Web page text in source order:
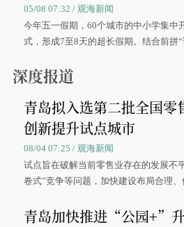
05/08 07:32 / 观海新闻
今年五一假期，60个城市的中小学集中
式，形成7至8天的超长假期。结合前拼
深度报道
青岛拟入选第二批全国零
创新提升试点城市
08/04 07:25 / 观海新闻
试点旨在破解当前零售业存在的发展不
卷式”竞争等问题，加快建设布局合理
青岛加快推进“公园+”